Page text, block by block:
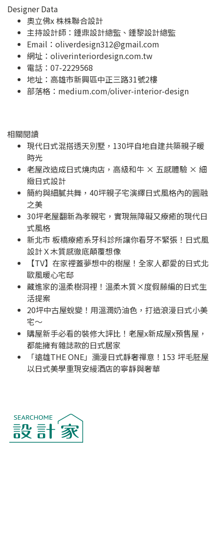
Designer Data
奧立佛x 株株聯合設計
主持設計師：鍾鼎設計總監、鍾黎設計總監
Email： oliverdesign312@gmail.com
網址： oliverinteriordesign.com.tw
電話：07-2229568
地址： 高雄市新興區中正三路31號2樓
部落格： medium.com/oliver-interior-design
相關閱讀
現代日式混搭透天別墅，130坪自地自建共築親子暖
時光
老屋改造成日式燒肉店，高級和牛 × 五感體驗 × 細
緻日式設計
簡約與細膩共舞，40坪親子宅演繹日式風格內的圓融
之美
30坪老屋翻新為孝親宅，實現無障礙又療癒的現代日
式風格
新北市 板橋療癒系牙科診所讓你看牙不緊張！日式風
設計Ｘ木質感徹底顛覆想像
【TV】在家裡蓋夢想中的樹屋！全家人都愛的日式北
歐風暖心宅邸
藏進家的溫柔樹洞裡！溫柔木質×度假藤編的日式生
活提案
20坪中古屋蛻變！用溫潤奶油色，打造浪漫日式小美
宅～
購屋新手必看的裝修大評比！老屋x新成屋x預售屋，
都能擁有雜誌款的日式居家
「遠雄THE ONE」瀰漫日式靜奢禪意！153 坪毛胚屋
以日式美學重現安縵酒店的寧靜與奢華